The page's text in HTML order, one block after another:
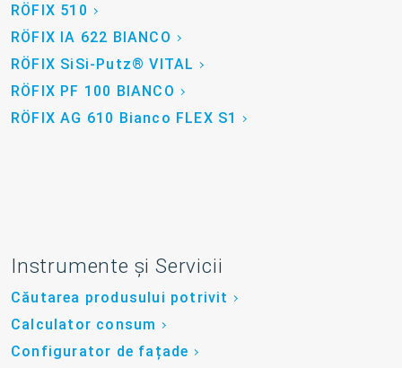
RÖFIX 510
RÖFIX IA 622 BIANCO
RÖFIX SiSi-Putz® VITAL
RÖFIX PF 100 BIANCO
RÖFIX AG 610 Bianco FLEX S1
Instrumente și Servicii
Căutarea produsului potrivit
Calculator consum
Configurator de fațade